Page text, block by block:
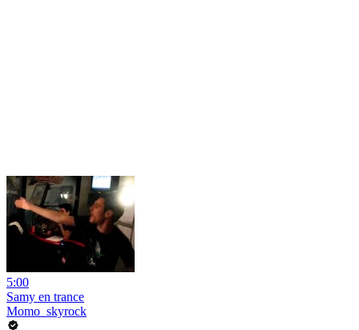
5:00
Samy en trance
Momo_skyrock